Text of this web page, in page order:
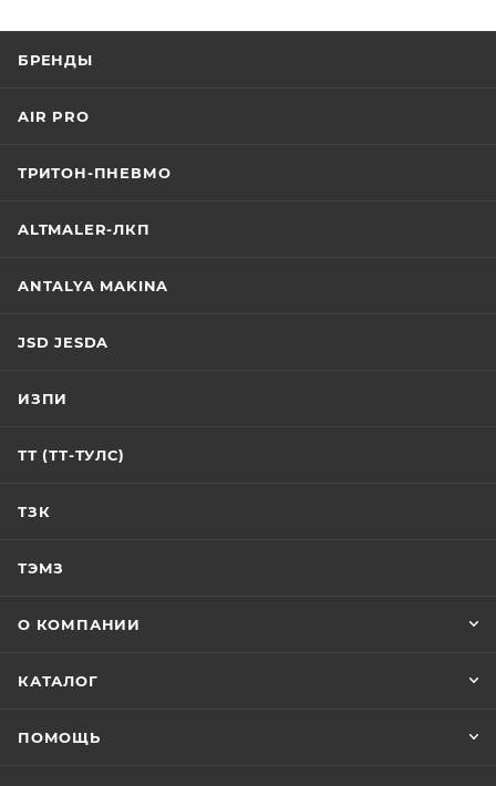
БРЕНДЫ
AIR PRO
ТРИТОН-ПНЕВМО
ALTMALER-ЛКП
ANTALYA MAKINA
JSD JESDA
ИЗПИ
ТТ (ТТ-ТУЛС)
ТЗК
ТЭМЗ
О КОМПАНИИ
КАТАЛОГ
ПОМОЩЬ